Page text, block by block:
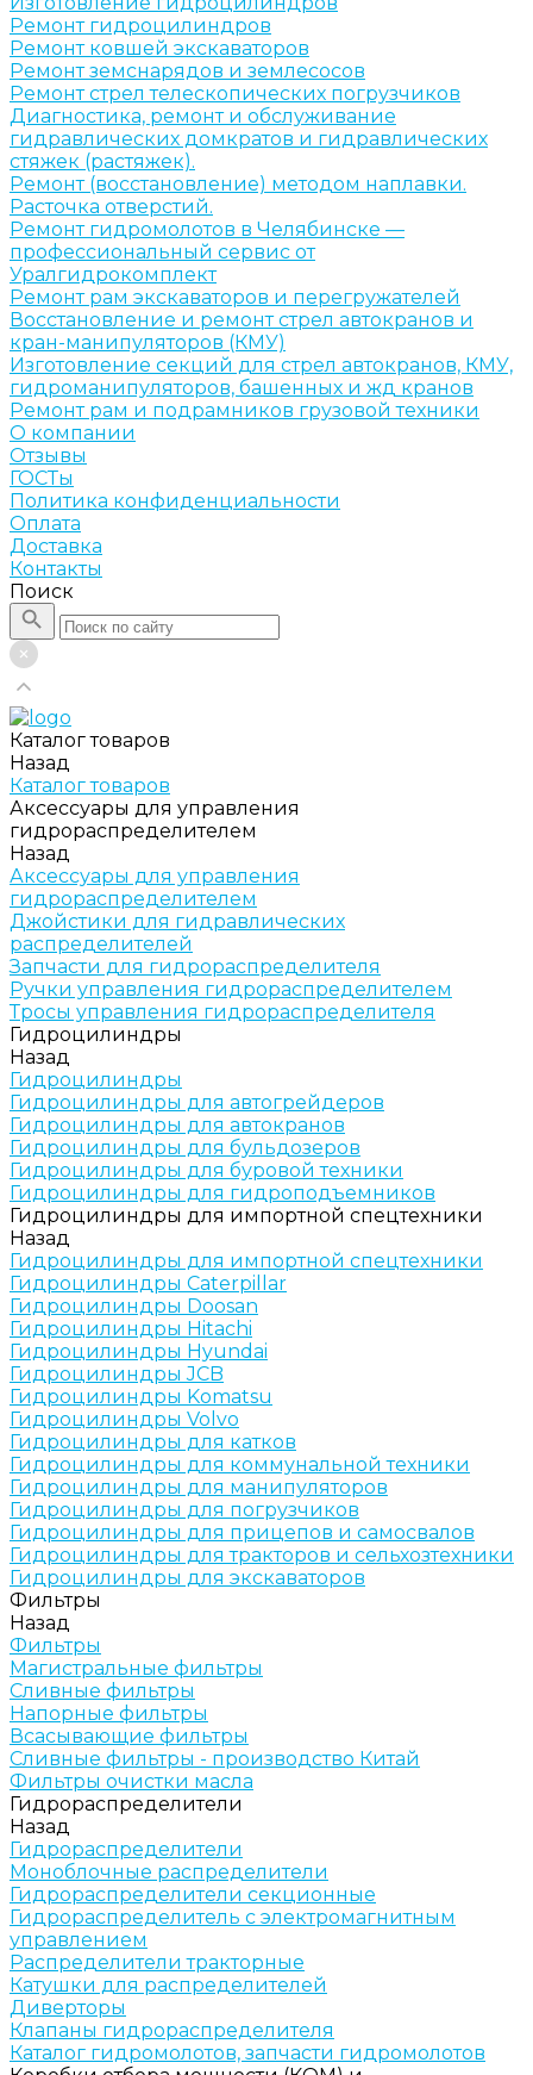
Ремонт гидроцилиндров
Ремонт ковшей экскаваторов
Ремонт земснарядов и землесосов
Ремонт стрел телескопических погрузчиков
Диагностика, ремонт и обслуживание
гидравлических домкратов и гидравлических
стяжек (растяжек).
Ремонт (восстановление) методом наплавки.
Расточка отверстий.
Ремонт гидромолотов в Челябинске —
профессиональный сервис от
Уралгидрокомплект
Ремонт рам экскаваторов и перегружателей
Восстановление и ремонт стрел автокранов и
кран-манипуляторов (КМУ)
Изготовление секций для стрел автокранов, КМУ,
гидроманипуляторов, башенных и жд кранов
Ремонт рам и подрамников грузовой техники
О компании
Отзывы
ГОСТы
Политика конфиденциальности
Оплата
Доставка
Контакты
Поиск
Каталог товаров
Назад
Каталог товаров
Аксессуары для управления
гидрораспределителем
Назад
Аксессуары для управления
гидрораспределителем
Джойстики для гидравлических
распределителей
Запчасти для гидрораспределителя
Ручки управления гидрораспределителем
Тросы управления гидрораспределителя
Гидроцилиндры
Назад
Гидроцилиндры
Гидроцилиндры для автогрейдеров
Гидроцилиндры для автокранов
Гидроцилиндры для бульдозеров
Гидроцилиндры для буровой техники
Гидроцилиндры для гидроподъемников
Гидроцилиндры для импортной спецтехники
Назад
Гидроцилиндры для импортной спецтехники
Гидроцилиндры Caterpillar
Гидроцилиндры Doosan
Гидроцилиндры Hitachi
Гидроцилиндры Hyundai
Гидроцилиндры JCB
Гидроцилиндры Komatsu
Гидроцилиндры Volvo
Гидроцилиндры для катков
Гидроцилиндры для коммунальной техники
Гидроцилиндры для манипуляторов
Гидроцилиндры для погрузчиков
Гидроцилиндры для прицепов и самосвалов
Гидроцилиндры для тракторов и сельхозтехники
Гидроцилиндры для экскаваторов
Фильтры
Назад
Фильтры
Магистральные фильтры
Сливные фильтры
Напорные фильтры
Всасывающие фильтры
Сливные фильтры - производство Китай
Фильтры очистки масла
Гидрораспределители
Назад
Гидрораспределители
Моноблочные распределители
Гидрораспределители секционные
Гидрораспределитель с электромагнитным
управлением
Распределители тракторные
Катушки для распределителей
Диверторы
Клапаны гидрораспределителя
Каталог гидромолотов, запчасти гидромолотов